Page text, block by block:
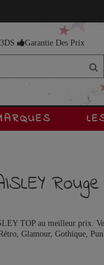
Garantie Des Prix
Rouge
TOP au meilleur prix.
Glamour, Gothique,